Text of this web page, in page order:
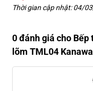
TẶNG KÈM
HỖ TRỢ
ĐỜI
Thời gian cập nhật: 04/
0 đánh giá cho
lõm TML04 Kanawa